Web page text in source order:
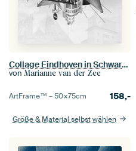
Collage Eindhoven in Schwarz-Weiß
von Marianne van der Zee
ArtFrame™ –50×75cm 158,-
Größe & Material selbst wählen